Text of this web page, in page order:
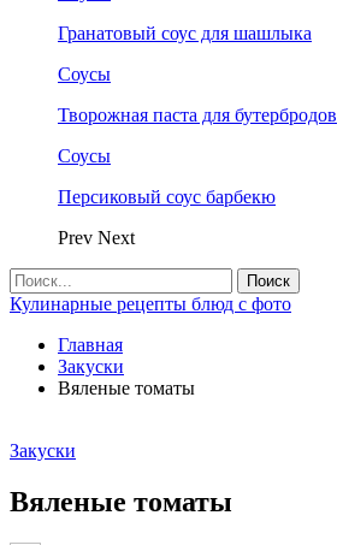
Гранатовый соус для шашлыка
Соусы
Творожная паста для бутербродов
Соусы
Персиковый соус барбекю
Prev Next
Кулинарные рецепты блюд с фото
Главная
Закуски
Вяленые томаты
Закуски
Вяленые томаты